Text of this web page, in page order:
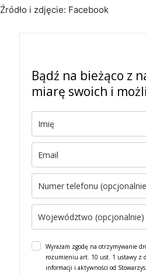
Źródło i zdjęcie: Facebook
Bądź na bieżąco z
miarę swoich i
Wyrażam zgodę na otrzymywanie
rozumieniu art. 10 ust. 1 ustawy z
informacji i aktywności od